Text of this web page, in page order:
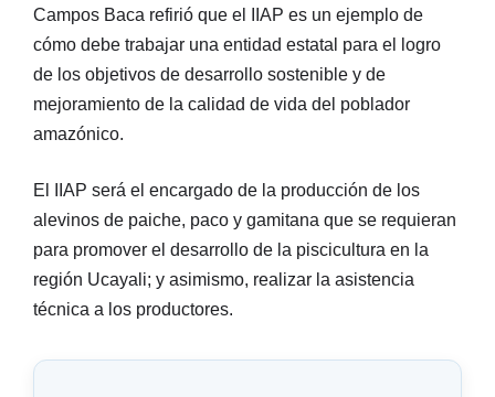
Campos Baca refirió que el IIAP es un ejemplo de
cómo debe trabajar una entidad estatal para el logro
de los objetivos de desarrollo sostenible y de
mejoramiento de la calidad de vida del poblador
amazónico.
El IIAP será el encargado de la producción de los
alevinos de paiche, paco y gamitana que se requieran
para promover el desarrollo de la piscicultura en la
región Ucayali; y asimismo, realizar la asistencia
técnica a los productores.